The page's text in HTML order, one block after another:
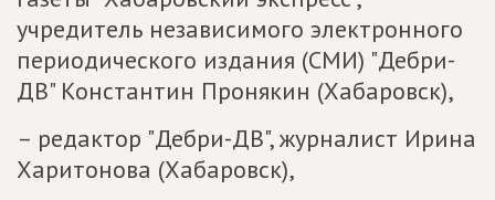
учредитель независимого электронного
периодического издания (СМИ) "Дебри-
ДВ" Константин Пронякин (Хабаровск),
– редактор "Дебри-ДВ", журналист Ирина
Харитонова (Хабаровск),